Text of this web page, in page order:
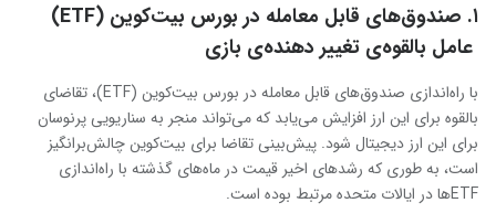
۱. صندوق‌های قابل معامله در بورس بیت‌کوین (
ETF)
عامل بالقوه‌ی تغییر دهنده‌ی بازی
با راه‌اندازی صندوق‌های قابل معامله در بورس بیت‌کوین (ETF)، تقاضای
بالقوه برای این ارز افزایش می‌یابد که می‌تواند منجر به سناریویی پرنوسان
برای این ارز دیجیتال شود. پیش‌بینی تقاضا برای بیت‌کوین چالش‌برانگیز
است، به طوری که رشدهای اخیر قیمت در ماه‌های گذشته با راه‌اندازی
ETFها در ایالات متحده مرتبط بوده است.